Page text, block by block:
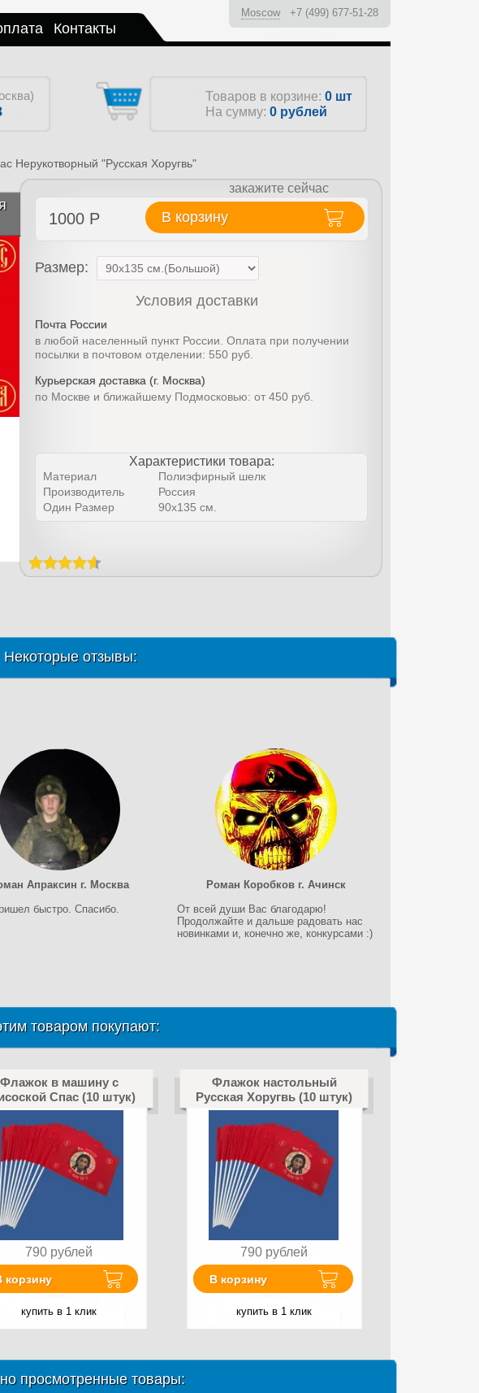
Контакты
Moscow +7 (499) 677-51-28
Товаров в корзине: 0 шт
На сумму: 0 рублей
Нерукотворный "Русская Хоругвь"
закажите сейчас
1000 Р В корзину
Размер:
Условия доставки
Почта России
в любой населенный пункт России. Оплата при получении
посылки в почтовом отделении: 550 руб.
Курьерская доставка (г. Москва)
по Москве и ближайшему Подмосковью: от 450 руб.
Характеристики товара:
Материал
Полиэфирный шелк
Производитель
Россия
Один Размер
90х135 см.
Некоторые отзывы:
Апраксин г. Москва
быстро. Спасибо.
Роман Коробков г. Ачинск
От всей души Вас благодарю!
Продолжайте и дальше радовать нас
новинками и, конечно же, конкурсами :)
товаром покупают:
Флажок в машину с
Спас (10 штук)
790 рублей
корзину
купить в 1 клик
Флажок настольный
Русская Хоругвь (10 штук)
790 рублей
В корзину
купить в 1 клик
просмотренные товары: